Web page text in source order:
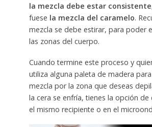
la mezcla debe estar consistente
fuese la mezcla del caramelo.
mezcla se debe estirar, para poder
las zonas del cuerpo.
Cuando termine este proceso y
utiliza alguna paleta de madera
mezcla por la zona que deseas
la cera se enfría, tienes la opción de
el mismo recipiente o en el